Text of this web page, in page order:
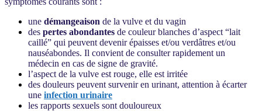
une démangeaison de la vulve et du vagin
des pertes abondantes de couleur blanches d’aspect “lait
caillé” qui peuvent devenir épaisses et/ou verdâtres et/ou
nauséabondes. Il convient de consulter rapidement un
médecin en cas de signe de gravité.
l’aspect de la vulve est rouge, elle est irritée
des douleurs peuvent survenir en urinant, attention à écarter
une infection urinaire
les rapports sexuels sont douloureux